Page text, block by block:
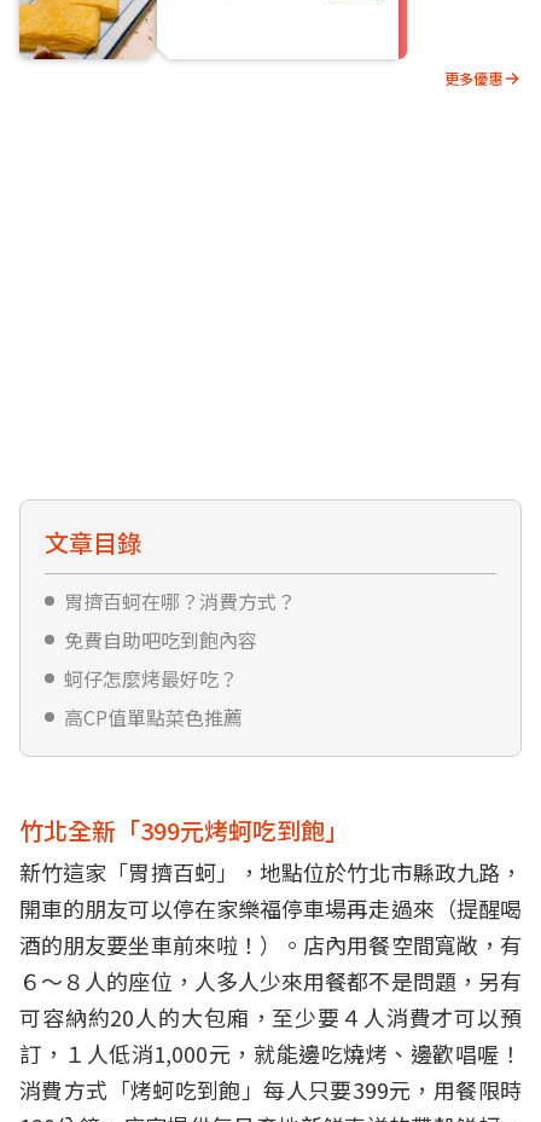
更多優惠
文章目錄
胃擠百蚵在哪？消費方式？
免費自助吧吃到飽內容
蚵仔怎麼烤最好吃？
高CP值單點菜色推薦
竹北全新「399元烤蚵吃到飽」
新竹這家「胃擠百蚵」，地點位於竹北市縣政九路，
開車的朋友可以停在家樂福停車場再走過來（提醒喝
酒的朋友要坐車前來啦！）。店內用餐空間寬敞，有
６～８人的座位，人多人少來用餐都不是問題，另有
可容納約20人的大包廂，至少要４人消費才可以預
訂，１人低消1,000元，就能邊吃燒烤、邊歡唱喔！
消費方式「烤蚵吃到飽」每人只要399元，用餐限時